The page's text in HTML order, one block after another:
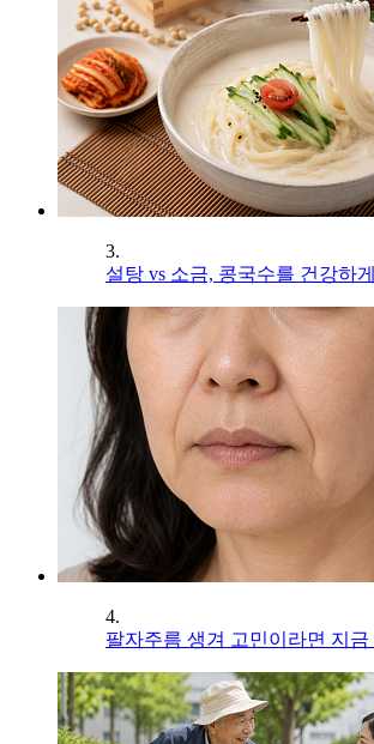
3.
설탕 vs 소금, 콩국수를 건강하
4.
팔자주름 생겨 고민이라면 지금